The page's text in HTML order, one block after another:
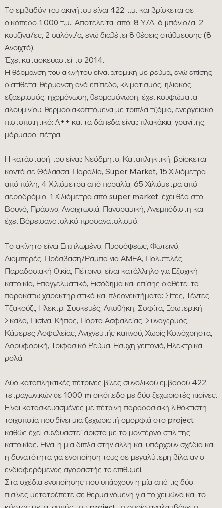
GALLERY
Το εμβαδόν του ακινήτου είναι 422 τ.μ. και βρίσκεται σε
οικόπεδο 1.000 τ.μ.. Αποτελείται από: 8 Υ/Δ, 6 μπάνιο/α, 2
κουζίνα/ες, 2 σαλόνι/α, ενώ διαθέτει 8 θέσεις στάθμευσης (8
Ανοιχτό).
Έχει κατασκευαστεί το 2014.
Η θέρμανση του ακινήτου είναι ατομική με ρεύμα, ενώ επίσης
διατίθεται θέρμανση ανά επίπεδο, κλιματισμός, ηλιακός,
εξαερισμός, ηχομόνωση, θερμομόνωση, έχει κουφώματα
αλουμινίου, θερμοδιακοπτόμενα με τριπλά τζάμια, ενεργειακό
πιστοποιητικό: Α++ και τα δάπεδα είναι: πλακάκια, γρανίτης,
μάρμαρο, πέτρα.
Η κατάστασή του είναι: Νεόδμητο, Καταπληκτική, βρίσκεται
κοντά σε Θάλασσα, Παραλία, Super Market, 15 Χιλιόμετρα
από πόλη, 4 Χιλιόμετρα από παραλία, 65 Χιλιόμετρα από
αεροδρόμιο, 1 Χιλιόμετρα από super market, έχει θέα στο
Βουνό, Πράσινο, Ανοιχτωσιά, Πανοραμική, Ανεμπόδιστη και
έχει Βόρειοανατολικό προσανατολισμό.
Το ακίνητο είναι Επιπλωμένο, Προσόψεως, Φωτεινό,
Διαμπερές, Πρόσβαση/Ράμπα για ΑΜΕΑ, Πολυτελές,
Παραδοσιακή Οικία, Πέτρινο, είναι κατάλληλο για Εξοχική
κατοικία, Επαγγελματικό, Εισόδημα και επίσης διαθέτει τα
παρακάτω χαρακτηριστικά και πλεονεκτήματα: Σίτες, Τέντες,
Τζακούζι, Ηλεκτρ. Συσκευές, Αποθήκη, Σοφίτα, Εσωτερική
Σκάλα, Πισίνα, Κήπος, Πόρτα Ασφαλείας, Συναγερμός,
Κάμερες Ασφαλείας, Ανιχνευτής καπνού, Χωρίς Κοινόχρηστα,
Δορυφορική, Τριφασικό Ρεύμα, Ησυχη γειτονιά, Ηλεκτρικά
ρολά.
Δύο καταπληκτικές πέτρινες βίλες συνολικού εμβαδού 422
τετραγωνικών σε 1000 m οικόπεδο με δύο ξεχωριστές πισίνες.
Είναι κατασκευασμένες με πέτρινη παραδοσιακή λιθόκτιστη
τοιχοποιία που δίνει μια ξεχωριστή ομορφιά στο project
καθώς έχει συνδυαστεί άριστα με το μοντέρνο στιλ της
κατοικίας. Είναι η μια διπλα στην άλλη και υπάρχουν σχέδια και
η δυνατότητα για ενοποίηση τους σε μεγαλύτερη βίλα αν ο
ενδιαφερόμενος αγοραστής το επιθυμεί.
Στα σχέδια ενοποίησης που υπάρχουν η μία από τις δύο
πισίνες μετατρέπετε σε θερμαινόμενη για το χειμώνα και το